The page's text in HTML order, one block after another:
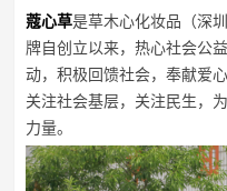
蔻心草是草木心化妆品（深
牌自创立以来，热心社会公
动，积极回馈社会，奉献爱
关注社会基层，关注民生，
力量。